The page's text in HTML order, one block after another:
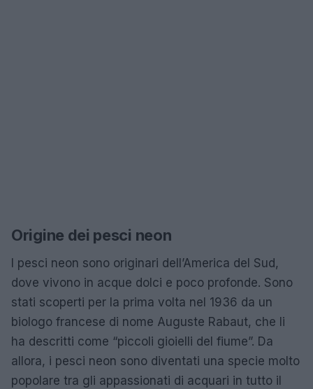
Origine dei pesci neon
I pesci neon sono originari dell’America del Sud,
dove vivono in acque dolci e poco profonde. Sono
stati scoperti per la prima volta nel 1936 da un
biologo francese di nome Auguste Rabaut, che li
ha descritti come “piccoli gioielli del fiume”. Da
allora, i pesci neon sono diventati una specie molto
popolare tra gli appassionati di acquari in tutto il